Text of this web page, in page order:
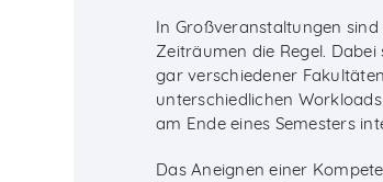
In Großveranstaltungen
Zeiträumen die Regel.
gar verschiedener
unterschiedlichen
am Ende eines Semesters
Das Aneignen einer